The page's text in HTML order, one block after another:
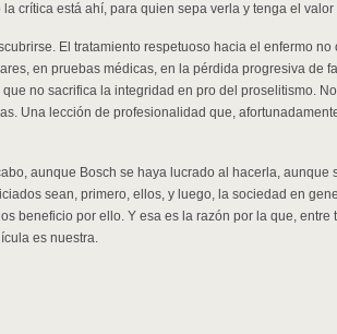
crítica está ahí, para quien sepa verla y tenga el
El tratamiento respetuoso hacia el enfermo no
en pruebas médicas, en la pérdida progresiva de
no sacrifica la integridad en pro del proselitismo.
Una lección de profesionalidad que,
aunque Bosch se haya lucrado al hacerla, aunque
sean, primero, ellos, y luego, la sociedad en
beneficio por ello. Y esa es la razón por la que, entre
es nuestra.